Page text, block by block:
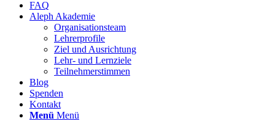
FAQ
Aleph Akademie
Organisationsteam
Lehrerprofile
Ziel und Ausrichtung
Lehr- und Lernziele
Teilnehmerstimmen
Blog
Spenden
Kontakt
Menü Menü